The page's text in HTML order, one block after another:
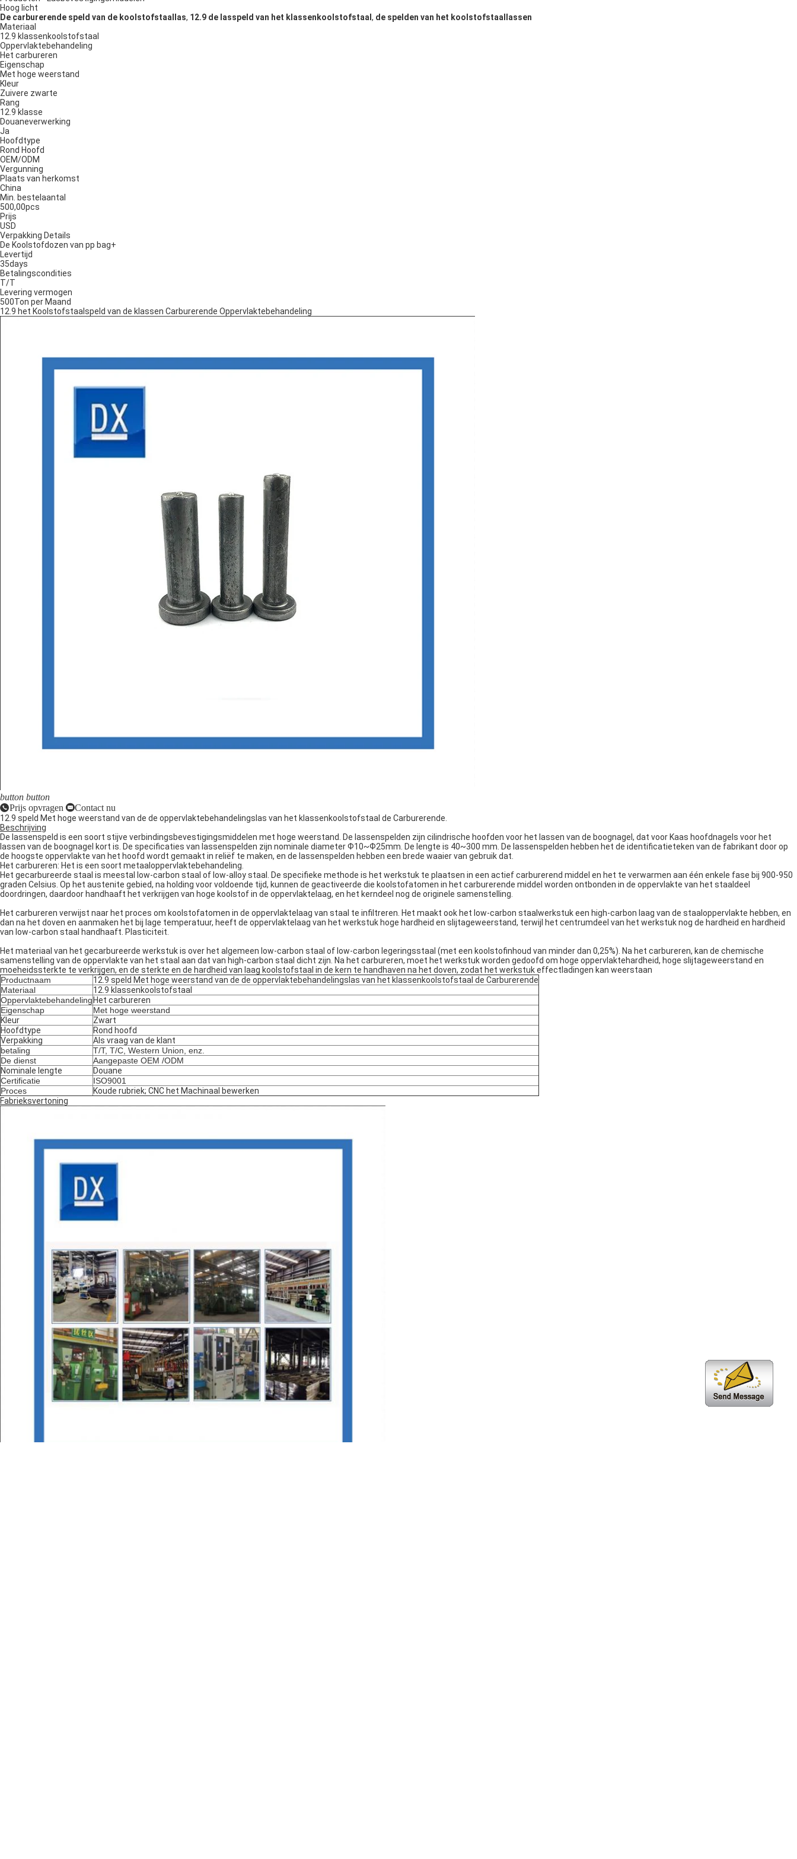
Hoog licht
De carburerende speld van de koolstofstaallas, 12.9 de lasspeld van het klassenkoolstofstaal , de spelden van het koolstofstaallassen
Materiaal
12.9 klassenkoolstofstaal
Oppervlaktebehandeling
Het carbureren
Eigenschap
Met hoge weerstand
Kleur
Zuivere zwarte
Rang
12.9 klasse
Douaneverwerking
Ja
Hoofdtype
Rond Hoofd
OEM/ODM
Vergunning
Plaats van herkomst
China
Min. bestelaantal
500,00pcs
Prijs
USD
Verpakking Details
De Koolstofdozen van pp bag+
Levertijd
35days
Betalingscondities
T/T
Levering vermogen
500Ton per Maand
12.9 het Koolstofstaalspeld van de klassen Carburerende Oppervlaktebehandeling
button button
Prijs opvragen
Contact nu
12.9 speld Met hoge weerstand van de de oppervlaktebehandelingslas van het klassenkoolstofstaal de Carburerende.
Beschrijving
De lassenspeld is een soort stijve verbindingsbevestigingsmiddelen met hoge weerstand. De lassenspelden zijn cilindrische hoofden voor het lassen van de boognagel, dat voor Kaas hoofdnagels voor het
lassen van de boognagel kort is. De specificaties van lassenspelden zijn nominale diameter Ф10~Ф25mm. De lengte is 40~300 mm. De lassenspelden hebben het de identificatieteken van de fabrikant door op
de hoogste oppervlakte van het hoofd wordt gemaakt in reliëf te maken, en de lassenspelden hebben een brede waaier van gebruik dat.
Het carbureren: Het is een soort metaaloppervlaktebehandeling.
Het gecarbureerde staal is meestal low-carbon staal of low-alloy staal. De specifieke methode is het werkstuk te plaatsen in een actief carburerend middel en het te verwarmen aan één enkele fase bij 900-950
graden Celsius. Op het austenite gebied, na holding voor voldoende tijd, kunnen de geactiveerde die koolstofatomen in het carburerende middel worden ontbonden in de oppervlakte van het staaldeel
doordringen, daardoor handhaaft het verkrijgen van hoge koolstof in de oppervlaktelaag, en het kerndeel nog de originele samenstelling.
Het carbureren verwijst naar het proces om koolstofatomen in de oppervlaktelaag van staal te infiltreren. Het maakt ook het low-carbon staalwerkstuk een high-carbon laag van de staaloppervlakte hebben, en
dan na het doven en aanmaken het bij lage temperatuur, heeft de oppervlaktelaag van het werkstuk hoge hardheid en slijtageweerstand, terwijl het centrumdeel van het werkstuk nog de hardheid en hardheid
van low-carbon staal handhaaft. Plasticiteit.
Het materiaal van het gecarbureerde werkstuk is over het algemeen low-carbon staal of low-carbon legeringsstaal (met een koolstofinhoud van minder dan 0,25%). Na het carbureren, kan de chemische
samenstelling van de oppervlakte van het staal aan dat van high-carbon staal dicht zijn. Na het carbureren, moet het werkstuk worden gedoofd om hoge oppervlaktehardheid, hoge slijtageweerstand en
moeheidssterkte te verkrijgen, en de sterkte en de hardheid van laag koolstofstaal in de kern te handhaven na het doven, zodat het werkstuk effectladingen kan weerstaan
Productnaam
12.9 speld Met hoge weerstand van de de oppervlaktebehandelingslas van het klassenkoolstofstaal de Carburerende
Materiaal
12.9 klassenkoolstofstaal
Oppervlaktebehandeling Het carbureren
Eigenschap
Met hoge weerstand
Kleur
Zwart
Hoofdtype
Rond hoofd
Verpakking
Als vraag van de klant
betaling
T/T, T/C, Western Union, enz.
De dienst
Aangepaste OEM /ODM
Nominale lengte
Douane
Certificatie
ISO9001
Proces
Koude rubriek; CNC het Machinaal bewerken
Fabrieksvertoning